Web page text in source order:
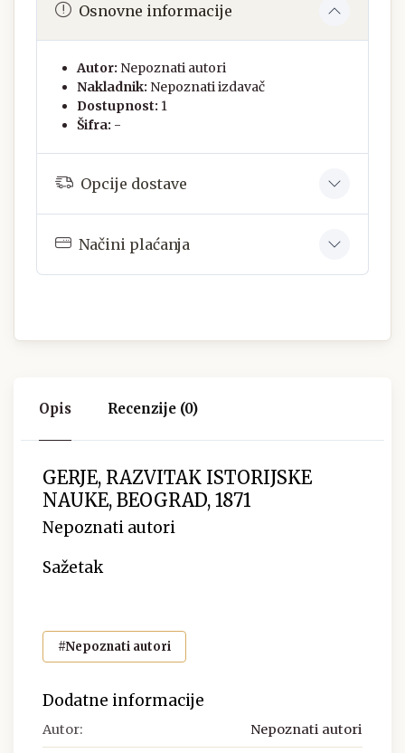
Osnovne informacije
Autor: Nepoznati autori
Nakladnik: Nepoznati izdavač
Dostupnost: 1
Šifra: -
Opcije dostave
Načini plaćanja
Opis Recenzije (0)
GERJE, RAZVITAK ISTORIJSKE
NAUKE, BEOGRAD, 1871
Nepoznati autori
Sažetak
#Nepoznati autori
Dodatne informacije
Autor: Nepoznati autori